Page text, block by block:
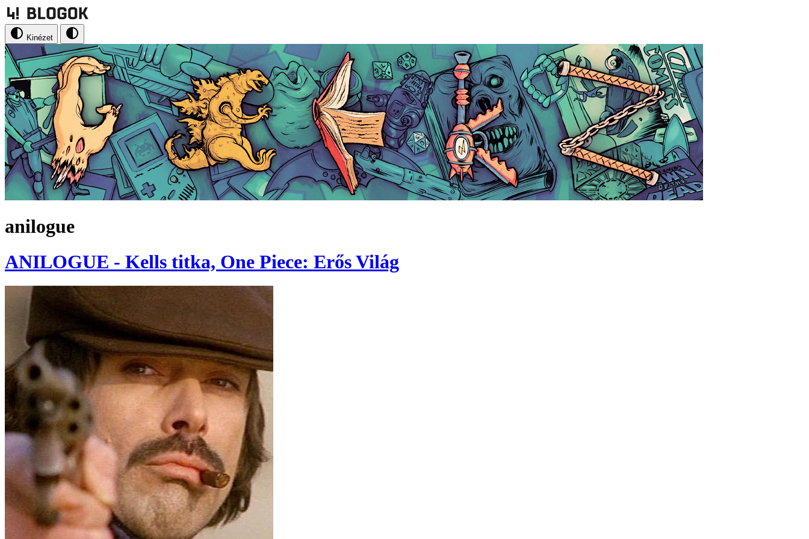
Kinézet
anilogue
ANILOGUE - Kells titka, One Piece: Erős Világ